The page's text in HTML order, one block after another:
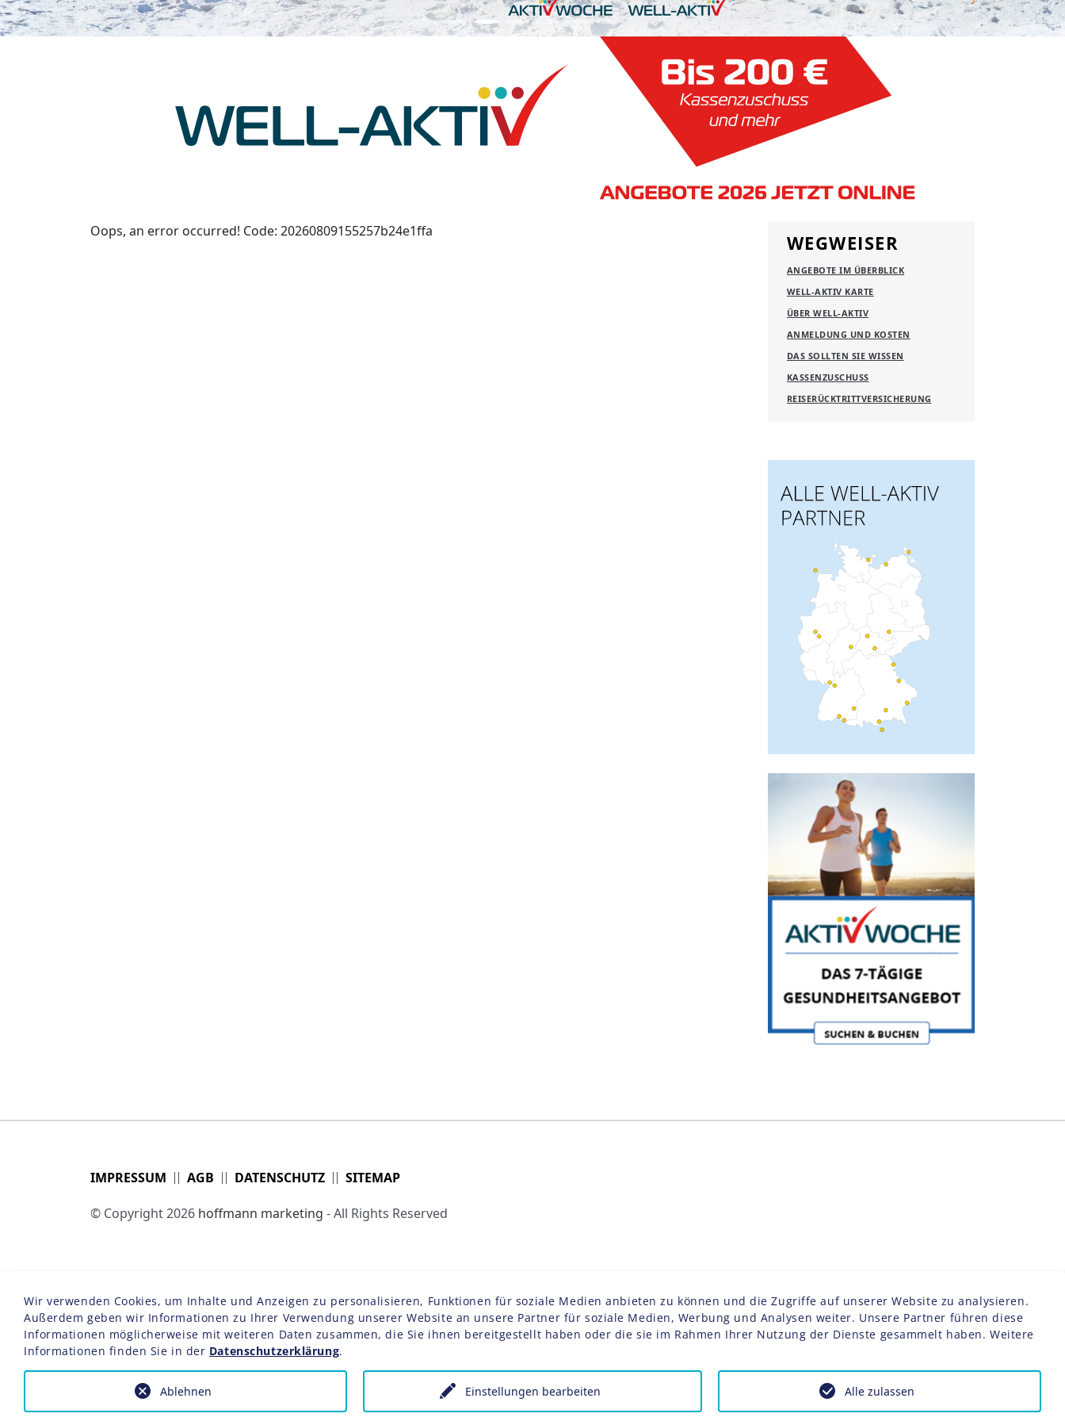
Oops, an error occurred! Code: 20260809155257b24e1ffa WEGWEISER
ANGEBOTE IM ÜBERBLICK
WELL-AKTIV KARTE
ÜBER WELL-AKTIV
ANMELDUNG UND KOSTEN
DAS SOLLTEN SIE WISSEN
KASSENZUSCHUSS
REISERÜCKTRITTVERSICHERUNG
IMPRESSUM AGB DATENSCHUTZ SITEMAP
© Copyright 2026 hoffmann marketing - All Rights Reserved
Wir verwenden Cookies, um Inhalte und Anzeigen zu personalisieren, Funktionen für soziale Medien anbieten zu können und die Zugriffe auf unserer Website zu analysieren.
Außerdem geben wir Informationen zu Ihrer Verwendung unserer Website an unsere Partner für soziale Medien, Werbung und Analysen weiter. Unsere Partner führen diese
Informationen möglicherweise mit weiteren Daten zusammen, die Sie ihnen bereitgestellt haben oder die sie im Rahmen Ihrer Nutzung der Dienste gesammelt haben. Weitere
Informationen finden Sie in der Datenschutzerklärung.
Einstellungen bearbeiten
Ablehnen Alle zulassen